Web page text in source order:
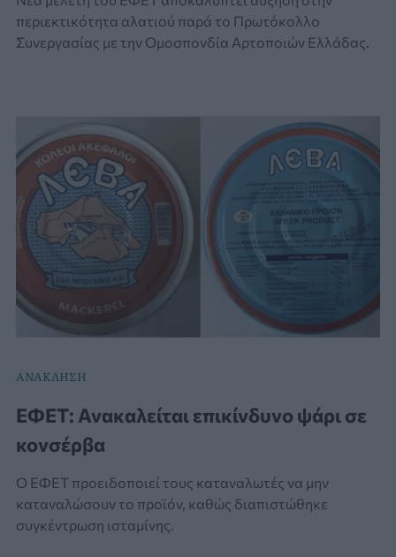
περιεκτικότητα αλατιού παρά το Πρωτόκολλο
Συνεργασίας με την Ομοσπονδία Αρτοποιών Ελλάδας.
ΑΝΑΚΛΗΣΗ
ΕΦΕΤ: Ανακαλείται επικίνδυνο ψάρι σε
κονσέρβα
Ο ΕΦΕΤ προειδοποιεί τους καταναλωτές να μην
καταναλώσουν το προϊόν, καθώς διαπιστώθηκε
συγκέντρωση ισταμίνης.